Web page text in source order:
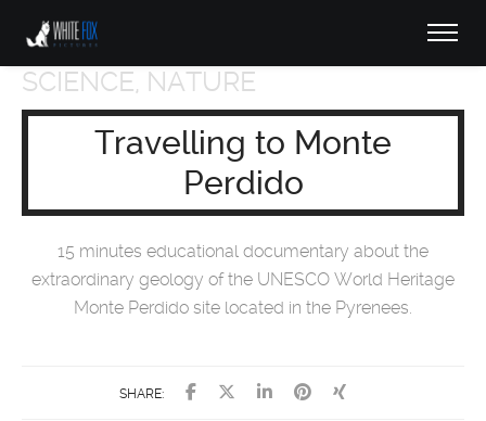
SCIENCE, NATURE
Travelling to Monte
Perdido
15 minutes educational documentary about the
extraordinary geology of the UNESCO World Heritage
Monte Perdido site located in the Pyrenees.
SHARE: